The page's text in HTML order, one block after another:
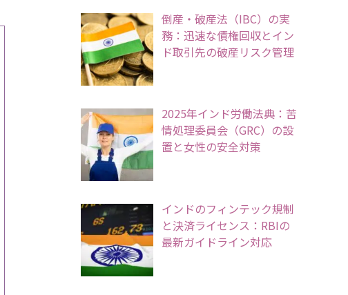
倒産・破産法（IBC）の実
務：迅速な債権回収とイン
ド取引先の破産リスク管理
2025年インド労働法典：苦
情処理委員会（GRC）の設
置と女性の安全対策
インドのフィンテック規制
と決済ライセンス：RBIの
最新ガイドライン対応